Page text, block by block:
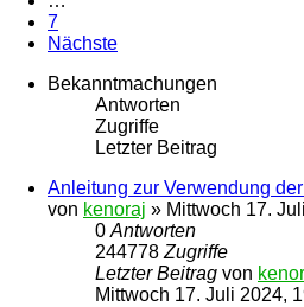
7
Nächste
Bekanntmachungen
Antworten
Zugriffe
Letzter Beitrag
Anleitung zur Verwendung
von kenoraj » Mittwoch 17.
0Antworten
244778Zugriffe
Letzter Beitrag von
Mittwoch 17. Juli 2024,